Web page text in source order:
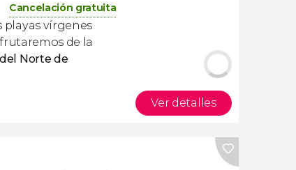
Cancelación gratuita
playas vírgenes
de la
Norte de
Ver detalles